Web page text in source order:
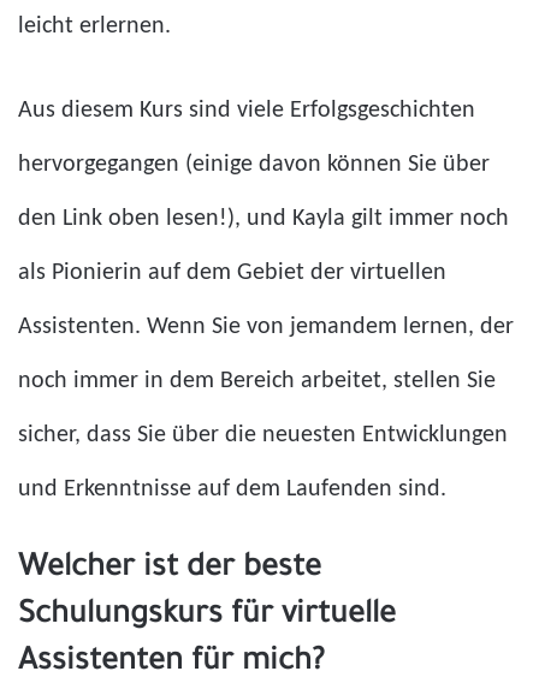
leicht erlernen.
Aus diesem Kurs sind viele Erfolgsgeschichten
hervorgegangen (einige davon können Sie über
den Link oben lesen!), und Kayla gilt immer noch
als Pionierin auf dem Gebiet der virtuellen
Assistenten. Wenn Sie von jemandem lernen, der
noch immer in dem Bereich arbeitet, stellen Sie
sicher, dass Sie über die neuesten Entwicklungen
und Erkenntnisse auf dem Laufenden sind.
Welcher ist der beste
Schulungskurs für virtuelle
Assistenten für mich?